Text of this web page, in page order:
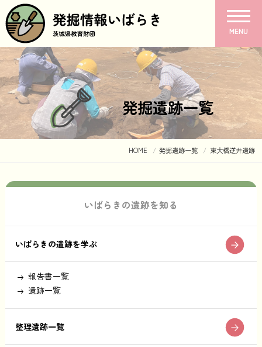
MENU
発掘遺跡一覧
HOME 発掘遺跡一覧 東大橋逆井遺跡
いばらきの遺跡を知る
いばらきの遺跡を学ぶ
報告書一覧
遺跡一覧
整理遺跡一覧